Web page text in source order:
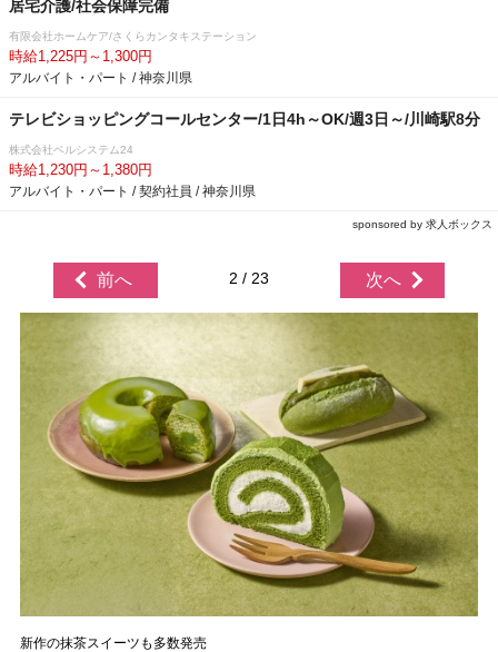
居宅介護/社会保障完備
有限会社ホームケア/さくらカンタキステーション
時給1,225円～1,300円
アルバイト・パート / 神奈川県
テレビショッピングコールセンター/1日4h～OK/週3日～/川崎駅8分
株式会社ベルシステム24
時給1,230円～1,380円
アルバイト・パート / 契約社員 / 神奈川県
sponsored by 求人ボックス
前へ 2 / 23 次へ
新作の抹茶スイーツも多数発売